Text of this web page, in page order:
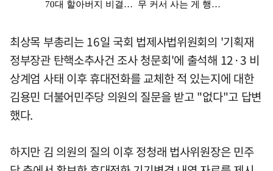
최상목 부총리는 16일 국회 법제사법위원회의 '기획재
정부장관 탄핵소추사건 조사 청문회'에 출석해 12·3 비
상계엄 사태 이후 휴대전화를 교체한 적 있는지에 대한
김용민 더불어민주당 의원의 질문을 받고 "없다"고 답변
했다.
하지만 김 의원의 질의 이후 정청래 법사위원장은 민주